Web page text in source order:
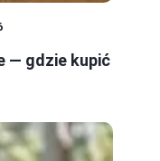
— gdzie kupić